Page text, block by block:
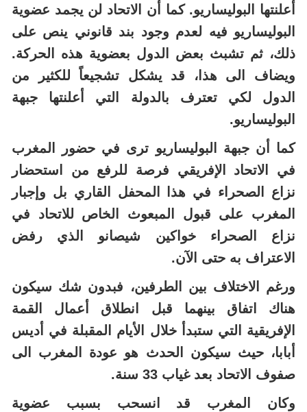
أعلنتها البوليساريو. كما أن الاتحاد لن يجمد عضوية
البوليساريو فيه لعدم وجود بند قانوني ينص على
ذلك، ثم تشبث بعض الدول بعضوية هذه الحركة.
ويضاف الى هذا، قد يشكل تشجيعاً للكثير من
الدول لكي تعترف بالدولة التي أعلنتها جبهة
البوليساريو.
كما أن جبهة البوليساريو ترى في حضور المغرب
في الاتحاد الإفريقي فرصة للرفع من استحضار
نزاع الصحراء في هذا المحفل القاري بل وإجبار
المغرب على قبول المبعوث الخاص للاتحاد في
نزاع الصحراء خواكين شيصانو الذي رفض
الاعتراف به حتى الآن.
ورغم الاختلاف بين الطرفين، فبدون شك سيكون
هناك اتفاق بينهما قبل انطلاق أعمال القمة
الإفريقية التي ستبدأ خلال الأيام المقبلة في أديس
أبابا، حيث سيكون الحدث هو عودة المغرب الى
صفوف الاتحاد بعد غياب 33 سنة.
وكان المغرب قد انسحب بسبب عضوية